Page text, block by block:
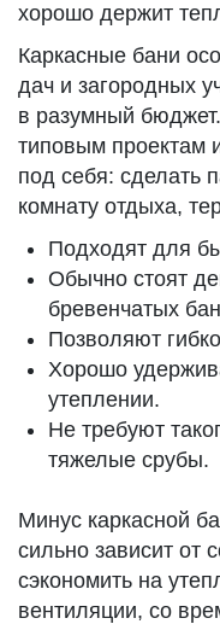
хорошо держит
Каркасные бани
дач и загородных
в разумный
типовым проектам
под себя: сделать
комнату отдыха,
Подходят для
Обычно стоят
бревенчатых
Позволяют
Хорошо
утеплении.
Не требуют
тяжелые срубы.
Минус каркасной
сильно зависит от
сэкономить на
вентиляции, со